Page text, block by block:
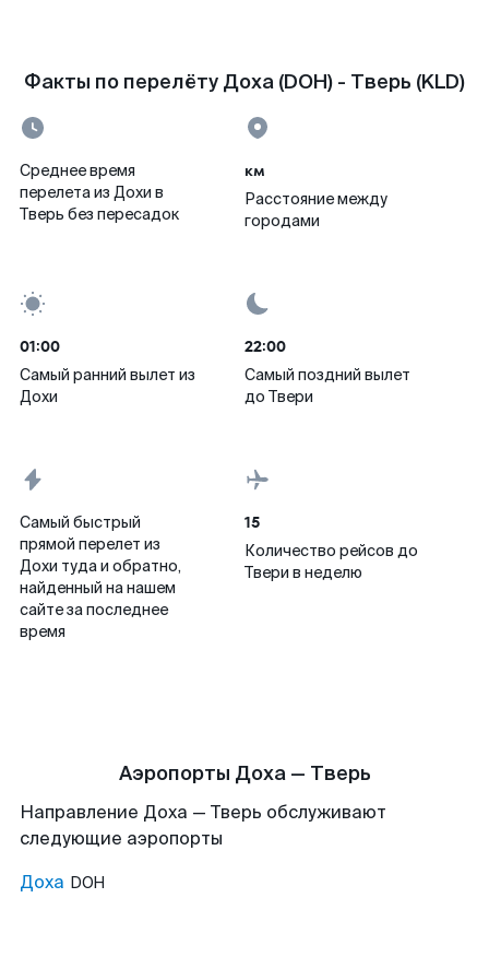
Факты по перелёту Доха (DOH) - Тверь (KLD)
Среднее время
перелета из Дохи в
Тверь без пересадок
км
Расстояние между
городами
01:00
Самый ранний вылет из
Дохи
22:00
Самый поздний вылет
до Твери
Самый быстрый
прямой перелет из
Дохи туда и обратно,
найденный на нашем
сайте за последнее
время
15
Количество рейсов до
Твери в неделю
Аэропорты Доха — Тверь
Направление Доха — Тверь обслуживают
следующие аэропорты
Доха DOH